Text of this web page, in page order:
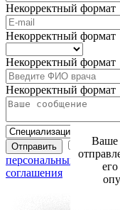
Некорректный формат
Некорректный формат
Некорректный формат
Некорректный формат
Отправить Я даю
персональных данных
соглашения
Ваше